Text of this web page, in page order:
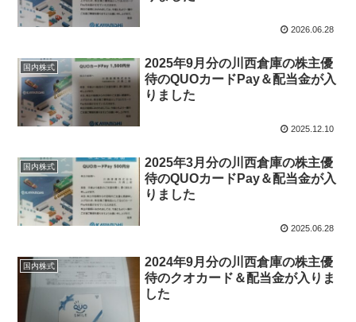
2026.06.28
国内株式
2025年9月分の川西倉庫の株主優
待のQUOカードPay＆配当金が入
りました
2025.12.10
国内株式
2025年3月分の川西倉庫の株主優
待のQUOカードPay＆配当金が入
りました
2025.06.28
国内株式
2024年9月分の川西倉庫の株主優
待のクオカード＆配当金が入りま
した